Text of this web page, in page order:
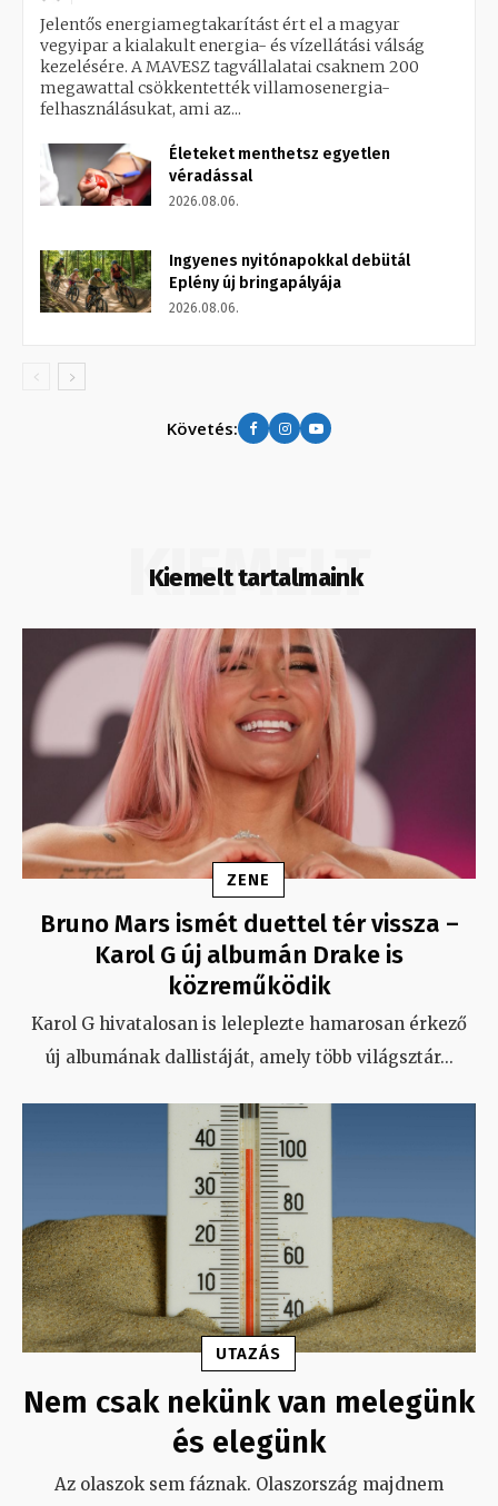
Jelentős energiamegtakarítást ért el a magyar
vegyipar a kialakult energia- és vízellátási válság
kezelésére. A MAVESZ tagvállalatai csaknem 200
megawattal csökkentették villamosenergia-
felhasználásukat, ami az...
Életeket menthetsz egyetlen
véradással
2026.08.06.
Ingyenes nyitónapokkal debütál
Eplény új bringapályája
2026.08.06.
Követés:
Kiemelt tartalmaink
KIEMELT
ZENE
Bruno Mars ismét duettel tér vissza –
Karol G új albumán Drake is
közreműködik
Karol G hivatalosan is leleplezte hamarosan érkező
új albumának dallistáját, amely több világsztár...
UTAZÁS
Nem csak nekünk van melegünk
és elegünk
Az olaszok sem fáznak. Olaszország majdnem